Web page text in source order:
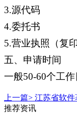
3.源代码
4.委托书
5.营业执照（复印
五、申请时间
一般50-60个工
上一篇> 江苏省软
推荐资讯